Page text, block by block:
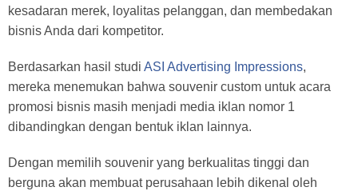
kesadaran merek, loyalitas pelanggan, dan membedakan
bisnis Anda dari kompetitor.
Berdasarkan hasil studi ASI Advertising Impressions,
mereka menemukan bahwa souvenir custom untuk acara
promosi bisnis masih menjadi media iklan nomor 1
dibandingkan dengan bentuk iklan lainnya.
Dengan memilih souvenir yang berkualitas tinggi dan
berguna akan membuat perusahaan lebih dikenal oleh